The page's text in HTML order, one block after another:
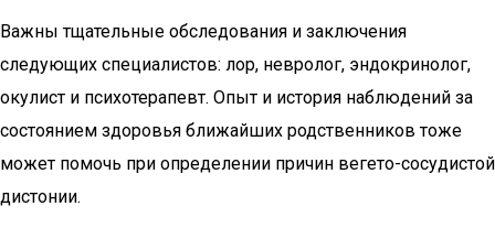
Важны тщательные обследования и заключения
следующих специалистов: лор, невролог, эндокринолог,
окулист и психотерапевт. Опыт и история наблюдений за
состоянием здоровья ближайших родственников тоже
может помочь при определении причин вегето-сосудистой
дистонии.